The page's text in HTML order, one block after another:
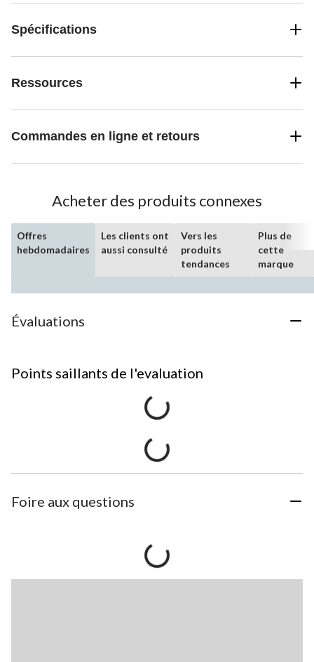
Spécifications
Ressources
Commandes en ligne et retours
Acheter des produits connexes
Offres
hebdomadaires
Les clients ont
aussi consulté
Vers les
produits
tendances
Plus de
cette
marque
Évaluations
Points saillants de l'evaluation
Foire aux questions